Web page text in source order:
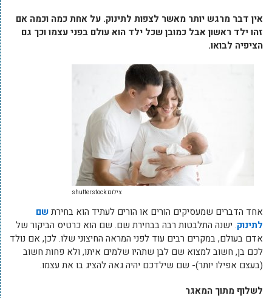
אין דבר מרגש יותר מאשר לצפות לתינוק. על אחת כמה וכמה אם
זהו ילד ראשון אבל כמובן שכל ילד הוא עולם בפני עצמו וכך גם
הציפיה לבואו.
צילום:shutterstock
אחד הדברים שמעסיקים הורים או הורים לעתיד הוא בחירתשם
לתינוק. ישנה התלבטות רבה בבחירת שם. שם הוא כרטיס הביקור של
אדם בעולם, במקרים רבים עוד לפני המראה החיצוני שלו. לכן, אם נולד
לכם בן, חשוב למצוא שם לבן שתהיו שלמים איתו, ולא פחות חשוב
(בעצם אפילו יותר)- שם שילדכם יהיה גאה להציג בו את עצמו.
לשלוף מתוך המאגר